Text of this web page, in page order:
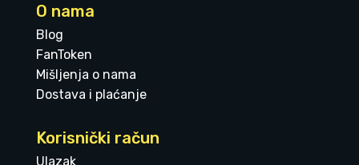
O nama
Blog
FanToken
Mišljenja o nama
Dostava i plaćanje
Korisnički račun
Ulazak